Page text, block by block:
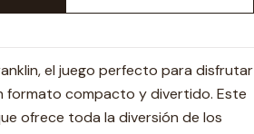
el juego perfecto para disfrutar
formato compacto y divertido. Este
ofrece toda la diversión de los